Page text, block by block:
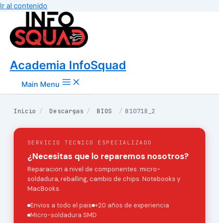
Ir al contenido
Academia InfoSquad
Main Menu
Inicio / Descargas / BIOS / B10718_2
SERVICIO TECNICO ESPECIALIZADO
¿Necesitas que lo reparemos nosotros?
Reparacion a nivel de componentes: micro-
soldadura, reballing, cambio de chips. Notebooks y
MacBooks.
Envios a todo el pais +20 años de experiencia
Micro-soldadura SMD